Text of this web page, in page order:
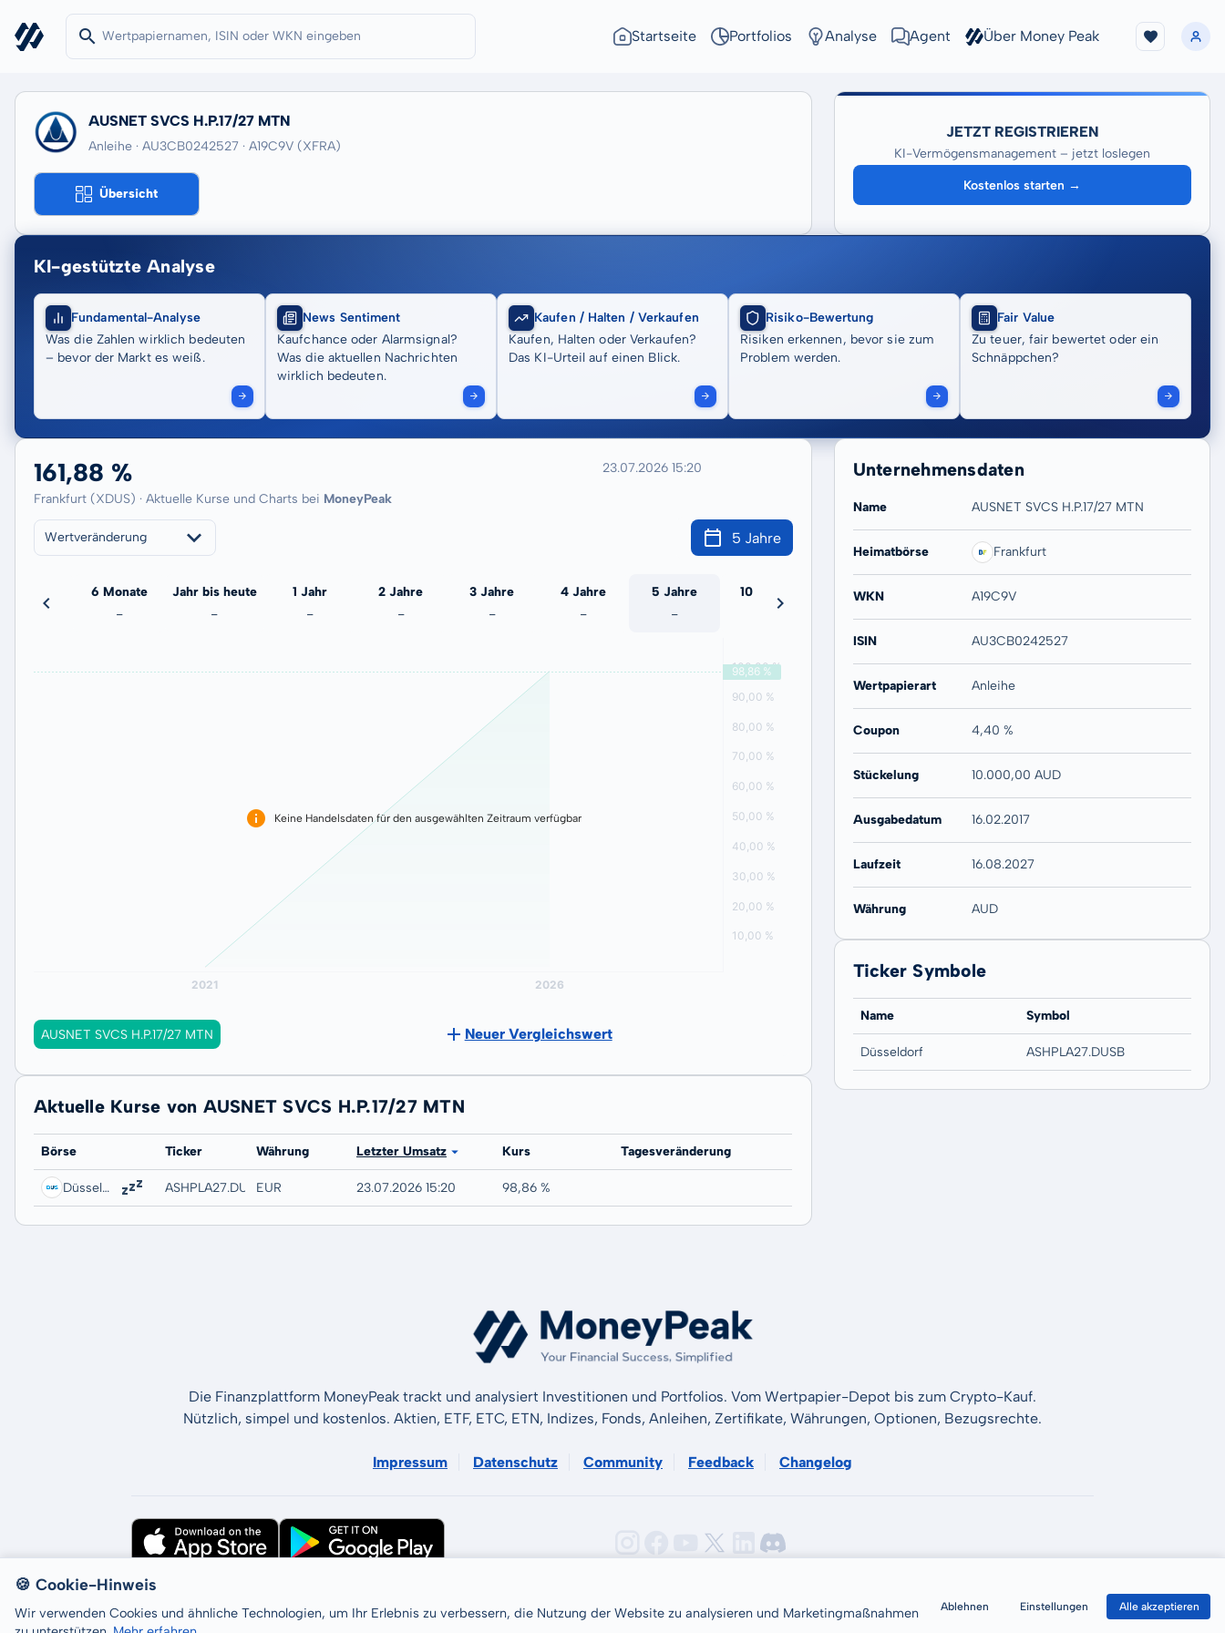
Startseite Portfolios Analyse Agent Über Money Peak
AUSNET SVCS H.P.17/27 MTN
Anleihe · AU3CB0242527 · A19C9V (XFRA)
Übersicht
JETZT REGISTRIEREN
KI-Vermögensmanagement – jetzt loslegen
Kostenlos starten →
KI-gestützte Analyse
Fundamental-Analyse
Was die Zahlen wirklich bedeuten
– bevor der Markt es weiß.
News Sentiment
Kaufchance oder Alarmsignal?
Was die aktuellen Nachrichten
wirklich bedeuten.
Kaufen / Halten / Verkaufen
Kaufen, Halten oder Verkaufen?
Das KI-Urteil auf einen Blick.
Risiko-Bewertung
Risiken erkennen, bevor sie zum
Problem werden.
Fair Value
Zu teuer, fair bewertet oder ein
Schnäppchen?
161,88 %
Frankfurt (XDUS) · Aktuelle Kurse und Charts bei MoneyPeak
23.07.2026 15:20
Wertveränderung 5 Jahre
6 Monate
-
Jahr bis heute
-
1 Jahr
-
2 Jahre
-
3 Jahre
-
4 Jahre
-
5 Jahre
-
10 Jahre 20 Jahre
Keine Handelsdaten für den ausgewählten Zeitraum verfügbar
AUSNET SVCS H.P.17/27 MTN Neuer Vergleichswert
Aktuelle Kurse von AUSNET SVCS H.P.17/27 MTN
Börse Ticker Währung Letzter Umsatz Kurs Tagesveränderung
Düsseldorf ASHPLA27.DUSBEUR 23.07.2026 15:20 98,86 %
Unternehmensdaten
Name AUSNET SVCS H.P.17/27 MTN
Heimatbörse Frankfurt
WKN A19C9V
ISIN AU3CB0242527
Wertpapierart Anleihe
Coupon 4,40 %
Stückelung 10.000,00 AUD
Ausgabedatum 16.02.2017
Laufzeit 16.08.2027
Währung AUD
Ticker Symbole
Name Symbol
Düsseldorf ASHPLA27.DUSB
Die Finanzplattform MoneyPeak trackt und analysiert Investitionen und Portfolios. Vom Wertpapier-Depot bis zum Crypto-Kauf.
Nützlich, simpel und kostenlos. Aktien, ETF, ETC, ETN, Indizes, Fonds, Anleihen, Zertifikate, Währungen, Optionen, Bezugsrechte.
Impressum Datenschutz Community Feedback Changelog
🍪 Cookie-Hinweis
Wir verwenden Cookies und ähnliche Technologien, um Ihr Erlebnis zu verbessern, die Nutzung der Website zu analysieren und Marketingmaßnahmen
Ablehnen Einstellungen Alle akzeptieren